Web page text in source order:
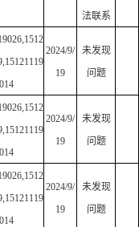
法联系
014
2024/9/
19
未发现
问题
014
2024/9/
19
未发现
问题
014
2024/9/
19
未发现
问题